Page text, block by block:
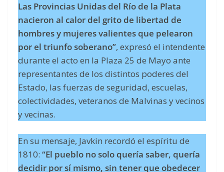
Las Provincias Unidas del Río de la Plata
nacieron al calor del grito de libertad de
hombres y mujeres valientes que pelearon
por el triunfo soberano”, expresó el intendente
durante el acto en la Plaza 25 de Mayo ante
representantes de los distintos poderes del
Estado, las fuerzas de seguridad, escuelas,
colectividades, veteranos de Malvinas y vecinos
y vecinas.
En su mensaje, Javkin recordó el espíritu de
1810: “El pueblo no solo quería saber, quería
decidir por sí mismo, sin tener que obedecer